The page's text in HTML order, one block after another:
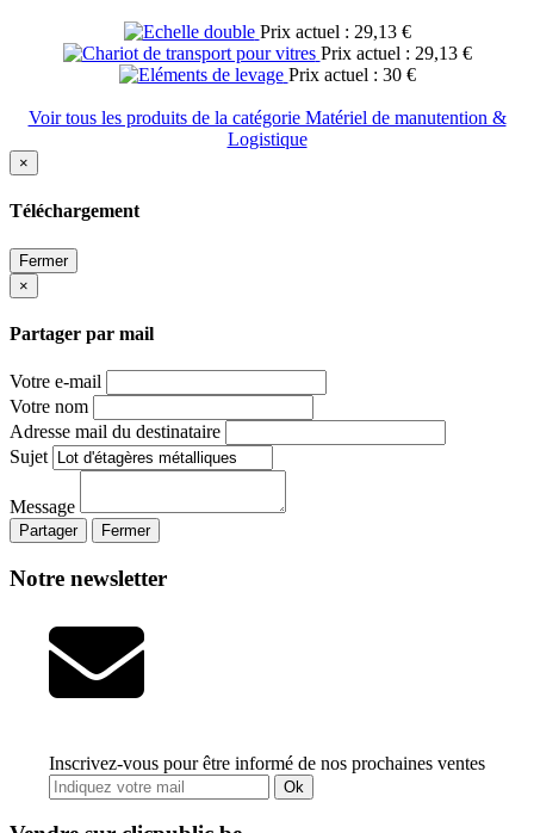
Prix actuel : 29,13 €
Prix actuel : 29,13 €
Prix actuel : 30 €
Voir tous les produits de la catégorie Matériel de manutention &
Logistique
×
Téléchargement
Fermer
×
Partager par mail
Votre e-mail
Votre nom
Adresse mail du destinataire
Sujet
Message
Partager Fermer
Notre newsletter
Inscrivez-vous pour être informé de nos prochaines ventes
Ok